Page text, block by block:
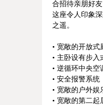
合招待亲朋好
这座令人印象
之遥。
• 宽敞的开放式
• 主卧设有步入
• 逆循环中央空
• 安全报警系统
• 宽敞的户外娱
• 宽敞的第二起